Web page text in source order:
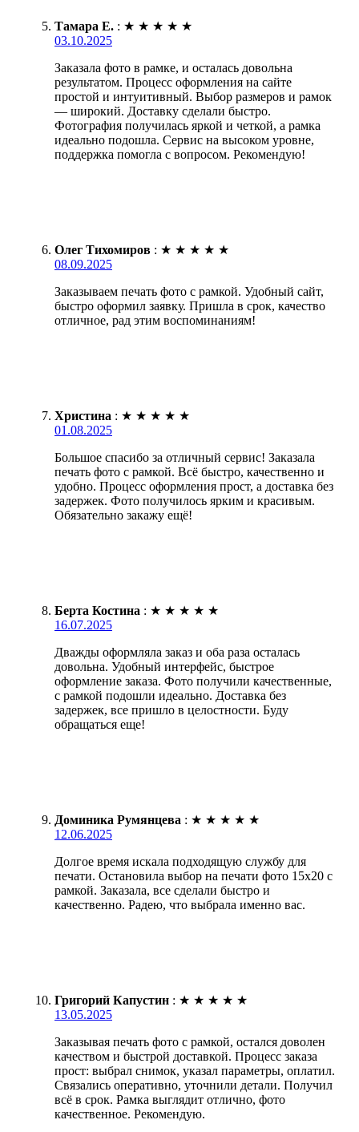
Тамара Е. : ★ ★ ★ ★ ★
03.10.2025
Заказала фото в рамке, и осталась довольна
результатом. Процесс оформления на сайте
простой и интуитивный. Выбор размеров и рамок
— широкий. Доставку сделали быстро.
Фотография получилась яркой и четкой, а рамка
идеально подошла. Сервис на высоком уровне,
поддержка помогла с вопросом. Рекомендую!
Олег Тихомиров : ★ ★ ★ ★ ★
08.09.2025
Заказываем печать фото с рамкой. Удобный сайт,
быстро оформил заявку. Пришла в срок, качество
отличное, рад этим воспоминаниям!
Христина : ★ ★ ★ ★ ★
01.08.2025
Большое спасибо за отличный сервис! Заказала
печать фото с рамкой. Всё быстро, качественно и
удобно. Процесс оформления прост, а доставка без
задержек. Фото получилось ярким и красивым.
Обязательно закажу ещё!
Берта Костина : ★ ★ ★ ★ ★
16.07.2025
Дважды оформляла заказ и оба раза осталась
довольна. Удобный интерфейс, быстрое
оформление заказа. Фото получили качественные,
с рамкой подошли идеально. Доставка без
задержек, все пришло в целостности. Буду
обращаться еще!
Доминика Румянцева : ★ ★ ★ ★ ★
12.06.2025
Долгое время искала подходящую службу для
печати. Остановила выбор на печати фото 15х20 с
рамкой. Заказала, все сделали быстро и
качественно. Радею, что выбрала именно вас.
Григорий Капустин : ★ ★ ★ ★ ★
13.05.2025
Заказывая печать фото с рамкой, остался доволен
качеством и быстрой доставкой. Процесс заказа
прост: выбрал снимок, указал параметры, оплатил.
Связались оперативно, уточнили детали. Получил
всё в срок. Рамка выглядит отлично, фото
качественное. Рекомендую.